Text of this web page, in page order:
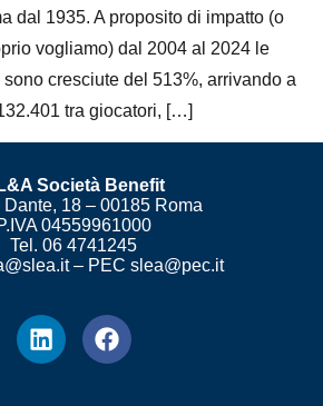
dal 1935. A proposito di impatto (o
vogliamo) dal 2004 al 2024 le
sono cresciute del 513%, arrivando a
tra giocatori, […]
Società Benefit
Dante, 18 – 00185 Roma
04559961000
Tel. 06 4741245
– PEC slea@pec.it